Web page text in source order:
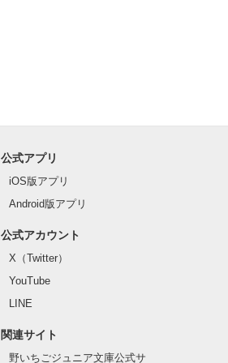
公式アプリ
iOS版アプリ
Android版アプリ
公式アカウント
X（Twitter）
YouTube
LINE
関連サイト
野いちごジュニア文庫公式サ